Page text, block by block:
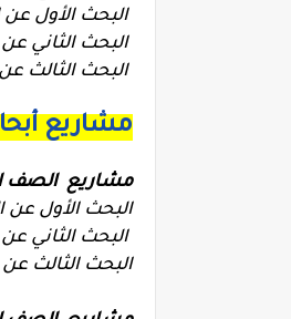
البحث الأول عن
البحث الثاني عن
البحث الثالث
مشاريع
مشاريع الصف
البحث الأول عن
البحث الثاني
البحث الثالث عن